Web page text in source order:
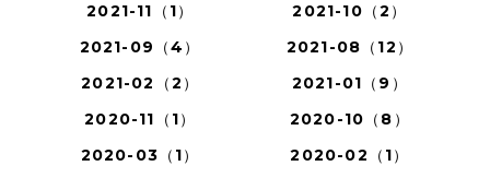
2021-11（1）
2021-10（2）
2021-09（4）
2021-08（12）
2021-02（2）
2021-01（9）
2020-11（1）
2020-10（8）
2020-03（1）
2020-02（1）